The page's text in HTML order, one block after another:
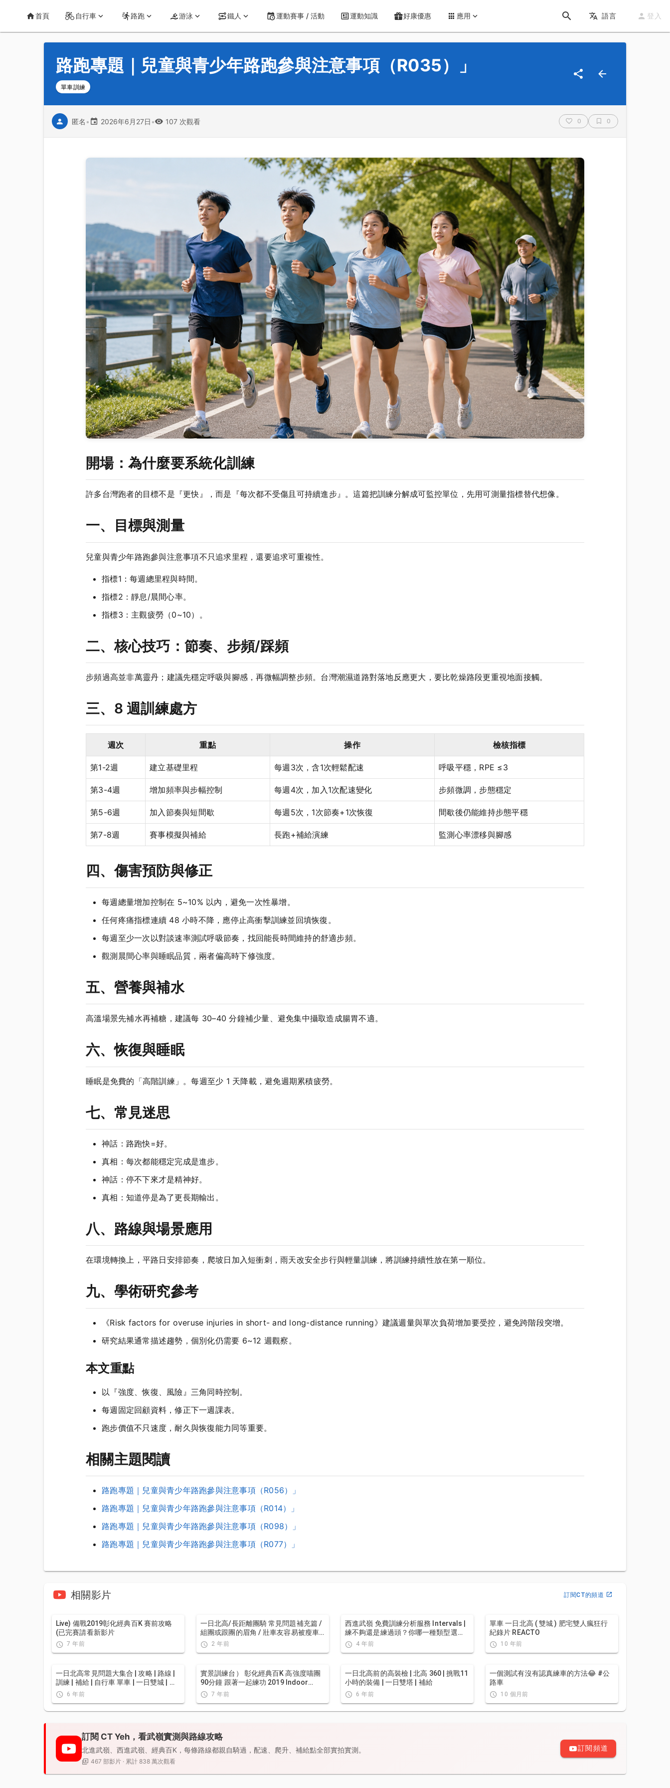
CT Yeh 公路車基地
首頁 自行車 路跑 游泳 鐵人 運動賽事 / 活動 運動知識 好康優惠 應用 語言 登入
運動知識 詳情
路跑專題｜兒童與青少年路跑參與注意事項（R035）」
單車訓練
匿名 • 2026年6月27日 • 107 次觀看 0 0
開場：為什麼要系統化訓練
許多台灣跑者的目標不是『更快』，而是『每次都不受傷且可持續進步』。這篇把訓練分解成可監控單位，先用可測量指標替代想像。
一、目標與測量
兒童與青少年路跑參與注意事項不只追求里程，還要追求可重複性。
指標1：每週總里程與時間。
指標2：靜息/晨間心率。
指標3：主觀疲勞（0~10）。
二、核心技巧：節奏、步頻/踩頻
步頻過高並非萬靈丹；建議先穩定呼吸與腳感，再微幅調整步頻。台灣潮濕道路對落地反應更大，要比乾燥路段更重視地面接觸。
三、8 週訓練處方
週次 重點 操作 檢核指標
第1-2週 建立基礎里程 每週3次，含1次輕鬆配速 呼吸平穩，RPE ≤3
第3-4週 增加頻率與步幅控制 每週4次，加入1次配速變化 步頻微調，步態穩定
第5-6週 加入節奏與短間歇 每週5次，1次節奏+1次恢復 間歇後仍能維持步態平穩
第7-8週 賽事模擬與補給 長跑+補給演練 監測心率漂移與腳感
四、傷害預防與修正
每週總量增加控制在 5~10% 以內，避免一次性暴增。
任何疼痛指標連續 48 小時不降，應停止高衝擊訓練並回填恢復。
每週至少一次以對談速率測試呼吸節奏，找回能長時間維持的舒適步頻。
觀測晨間心率與睡眠品質，兩者偏高時下修強度。
五、營養與補水
高溫場景先補水再補糖，建議每 30–40 分鐘補少量、避免集中攝取造成腸胃不適。
六、恢復與睡眠
睡眠是免費的「高階訓練」。每週至少 1 天降載，避免週期累積疲勞。
七、常見迷思
神話：路跑快=好。
真相：每次都能穩定完成是進步。
神話：停不下來才是精神好。
真相：知道停是為了更長期輸出。
八、路線與場景應用
在環境轉換上，平路日安排節奏，爬坡日加入短衝刺，雨天改安全步行與輕量訓練，將訓練持續性放在第一順位。
九、學術研究參考
《Risk factors for overuse injuries in short- and long-distance running》建議週量與單次負荷增加要受控，避免跨階段突增。
研究結果通常描述趨勢，個別化仍需要 6~12 週觀察。
本文重點
以『強度、恢復、風險』三角同時控制。
每週固定回顧資料，修正下一週課表。
跑步價值不只速度，耐久與恢復能力同等重要。
相關主題閱讀
路跑專題｜兒童與青少年路跑參與注意事項（R056）」
路跑專題｜兒童與青少年路跑參與注意事項（R014）」
路跑專題｜兒童與青少年路跑參與注意事項（R098）」
路跑專題｜兒童與青少年路跑參與注意事項（R077）」
相關影片 訂閱CT的頻道
Live) 備戰2019彰化經典百K 賽前攻略
(已完賽請看新影片
7 年前
一日北高/長距離團騎 常見問題補充篇 /
組團或跟團的眉角 / 壯車友容易被瘦車
友慢性拉爆 / 原來屁股痛可能是這個原
因...？ / 風場配速法 / 公路車 / CT Yeh
2 年前
西進武嶺 免費訓練分析服務 Intervals |
練不夠還是練過頭？你哪一種類型選
手？AI模型告訴你！ | 備戰神器 | 公路車
4 年前
單車 一日北高 ( 雙城 ) 肥宅雙人瘋狂行
紀錄片 REACTO
10 年前
一日北高常見問題大集合 | 攻略 | 路線 |
訓練 | 補給 | 自行車 單車 | 一日雙城 | 雙
塔 | TWB北高360 | 屁股痛
6 年前
實景訓練台） 彰化經典百K 高強度喵團
90分鐘 跟著一起練功 2019 Indoor
workout Changhua Classic 100
Taiwan
7 年前
一日北高前的高裝檢 | 北高 360 | 挑戰11
小時的裝備 | 一日雙塔 | 補給
6 年前
一個測試有沒有認真練車的方法😂 #公
路車
10 個月前
訂閱 CT Yeh，看武嶺實測與路線攻略
北進武嶺、西進武嶺、經典百K，每條路線都親自騎過，配速、爬升、補給點全部實拍實測。
467 部影片 · 累計 838 萬次觀看
訂閱頻道